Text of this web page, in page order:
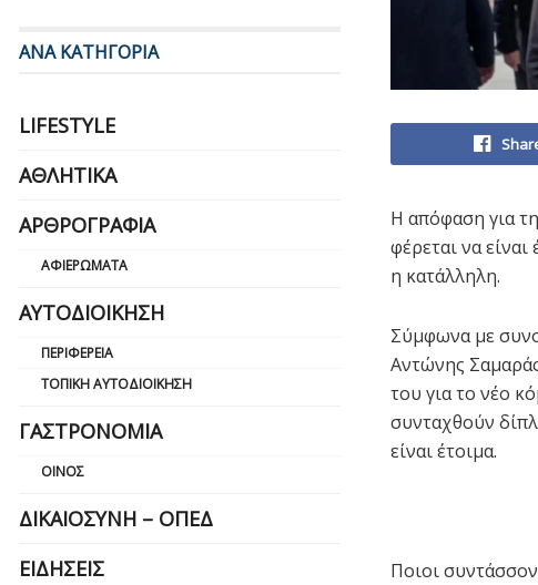
Η απόφαση για
φέρεται να
η κατάλληλη.
Σύμφωνα με
Αντώνης
του για το νέο
συνταχθούν
είναι έτοιμα.
Ποιοι
ΑΝΑ ΚΑΤΗΓΟΡΙΑ
LIFESTYLE
ΑΘΛΗΤΙΚΆ
ΑΡΘΡΟΓΡΑΦΊΑ
ΑΦΙΕΡΏΜΑΤΑ
ΑΥΤΟΔΙΟΊΚΗΣΗ
ΠΕΡΙΦΈΡΕΙΑ
ΤΟΠΙΚΉ ΑΥΤΟΔΙΟΊΚΗΣΗ
ΓΑΣΤΡΟΝΟΜΊΑ
ΟΊΝΟΣ
ΔΙΚΑΙΟΣΎΝΗ – ΟΠΕΔ
ΕΙΔΉΣΕΙΣ